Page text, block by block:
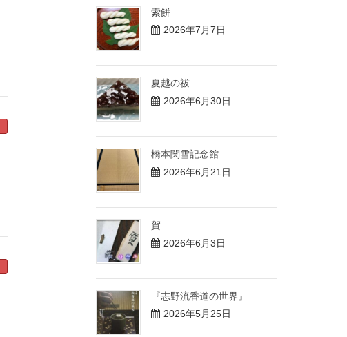
索餅
2026年7月7日
夏越の祓
2026年6月30日
橋本関雪記念館
2026年6月21日
賀
2026年6月3日
『志野流香道の世界』
2026年5月25日